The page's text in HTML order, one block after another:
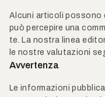
Alcuni articoli possono
può percepire una
te. La nostra linea
le nostre valutazioni
Avvertenza
Le informazioni